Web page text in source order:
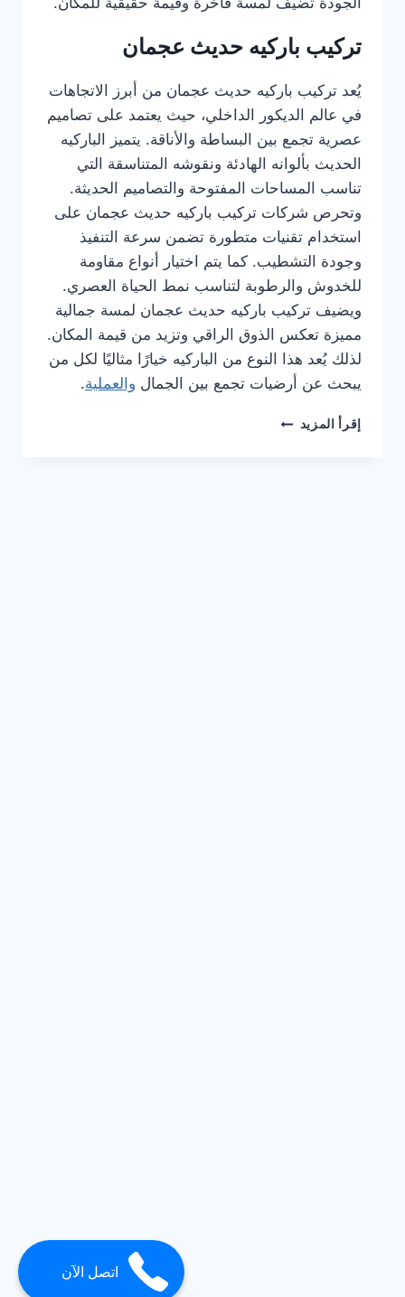
تركيب باركيه حديث عجمان
يُعد تركيب باركيه حديث عجمان من أبرز الاتجاهات
في عالم الديكور الداخلي، حيث يعتمد على تصاميم
عصرية تجمع بين البساطة والأناقة. يتميز الباركيه
الحديث بألوانه الهادئة ونقوشه المتناسقة التي
تناسب المساحات المفتوحة والتصاميم الحديثة.
وتحرص شركات تركيب باركيه حديث عجمان على
استخدام تقنيات متطورة تضمن سرعة التنفيذ
وجودة التشطيب. كما يتم اختيار أنواع مقاومة
للخدوش والرطوبة لتناسب نمط الحياة العصري.
ويضيف تركيب باركيه حديث عجمان لمسة جمالية
مميزة تعكس الذوق الراقي وتزيد من قيمة المكان.
لذلك يُعد هذا النوع من الباركيه خيارًا مثاليًا لكل من
يبحث عن أرضيات تجمع بين الجمال والعملية.
إقرأ المزيد شركة
اتصل الآن